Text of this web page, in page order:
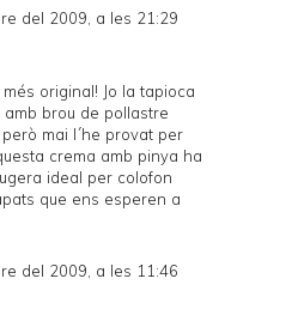
del 2009, a les 21:29
original! Jo la tapioca
amb brou de pollastre
mai l´he provat per
crema amb pinya ha
ideal per colofon
que ens esperen a
del 2009, a les 11:46